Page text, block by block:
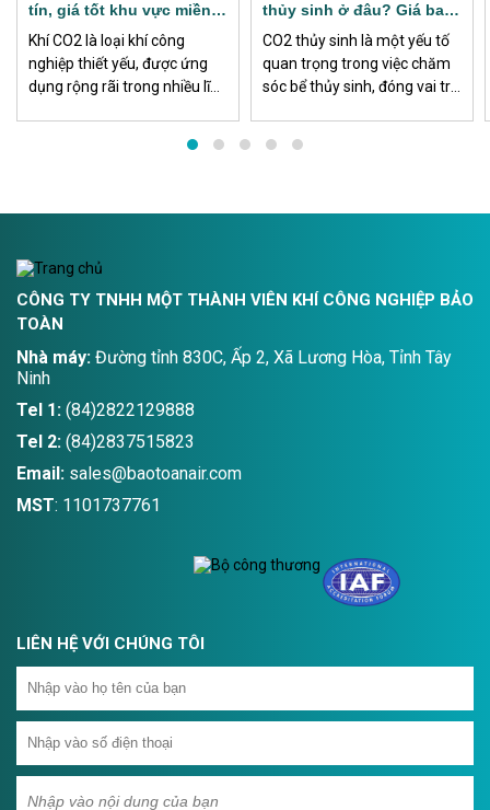
tín, giá tốt khu vực miền
Nam
Khí CO2 là loại khí công
nghiệp thiết yếu, được ứng
dụng rộng rãi trong nhiều lĩnh
nhiều khu công nghiệp, nhà
thủy sinh ở đâu? Giá bao
nhiêu?
CO2 thủy sinh là một yếu tố
quan trọng trong việc chăm
sóc bể thủy sinh, đóng vai trò
dụng CO2 thủy sinh đảm bảo
CÔNG TY TNHH MỘT THÀNH VIÊN KHÍ CÔNG NGHIỆP BẢO
TOÀN
Nhà máy: Đường tỉnh 830C, Ấp 2, Xã Lương Hòa, Tỉnh Tây
Ninh
Tel 1: (84)2822129888
Tel 2: (84)2837515823
Email: sales@baotoanair.com
MST: 1101737761
LIÊN HỆ VỚI CHÚNG TÔI